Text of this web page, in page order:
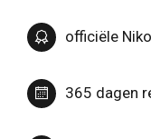
officiële
365 dagen